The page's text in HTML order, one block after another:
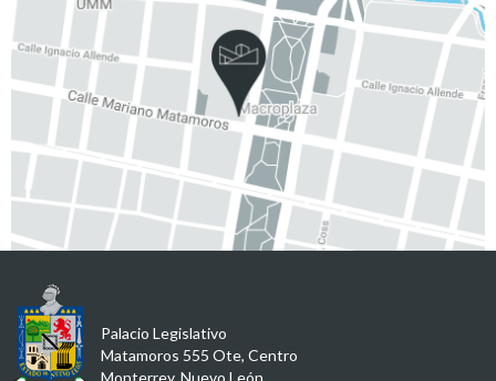
Palacio Legislativo
Matamoros 555 Ote, Centro
Monterrey, Nuevo León